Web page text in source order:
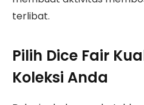
terlibat.
Pilih Dice Fair
Koleksi Anda